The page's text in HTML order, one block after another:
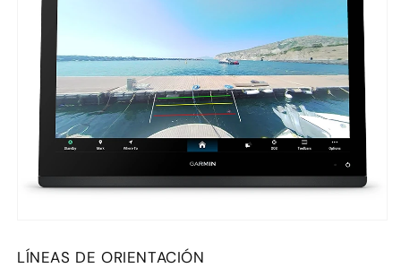
LÍNEAS DE ORIENTACIÓN